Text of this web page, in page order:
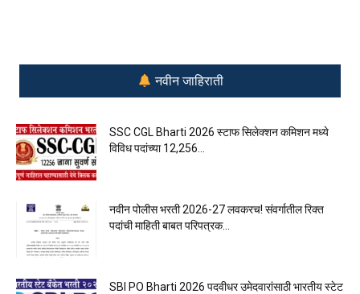
नवीन जाहिराती
SSC CGL Bharti 2026 स्टाफ सिलेक्शन कमिशन मध्ये
विविध पदांच्या 12,256...
नवीन पोलीस भरती 2026-27 लवकरच! संवर्गातील रिक्त
पदांची माहिती बाबत परिपत्रक...
SBI PO Bharti 2026 पदवीधर उमेदवारांसाठी भारतीय स्टेट